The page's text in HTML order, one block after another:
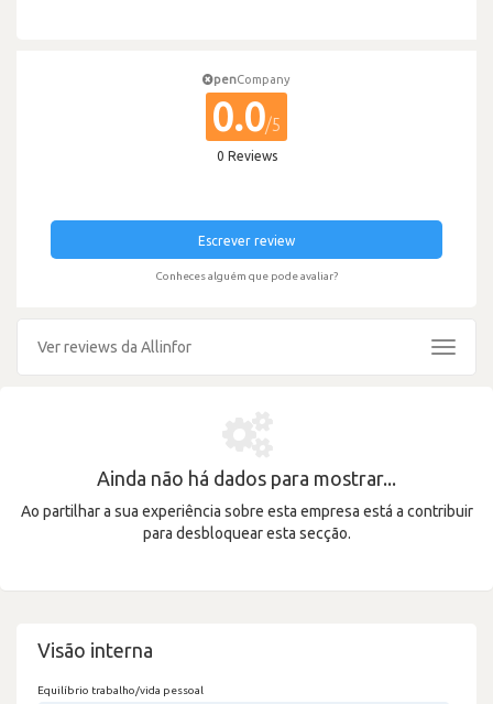
penCompany
0.0/5
0 Reviews
Escrever review
Conheces alguém que pode avaliar?
Ver reviews da Allinfor
Toggle
Ainda não há dados para mostrar...
Ao partilhar a sua experiência sobre esta empresa está a contribuir
para desbloquear esta secção.
Visão interna
Equilíbrio trabalho/vida pessoal